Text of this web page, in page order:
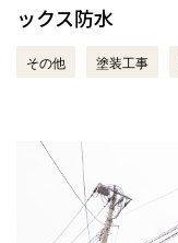
ックス防水
その他 塗装工事